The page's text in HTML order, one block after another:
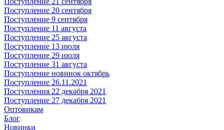
Поступление 20 сентября
Поступление 9 сентября
Поступление 11 августа
Поступление 25 августа
Поступление 13 июля
Поступление 29 июля
Поступление 31 августа
Поступление новинок октябрь
Поступление 26.11.2021
Поступления 22 декабря 2021
Поступление 27 декабря 2021
Оптовикам
Блог
Новинки